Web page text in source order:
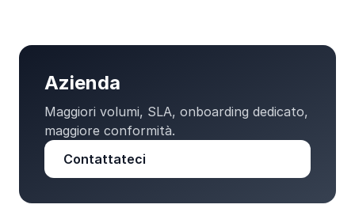
Azienda
Maggiori volumi, SLA, onboarding dedicato,
maggiore conformità.
Contattateci